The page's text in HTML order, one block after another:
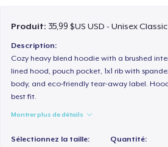
Produit: 35,99 $US USD - Unisex
Description:
Cozy heavy blend hoodie with a brushed
lined hood, pouch pocket, 1x1 rib with
body, and eco-friendly tear-away label.
best fit.
Montrer plus de détails
Sélectionnez la taille: Quantité: